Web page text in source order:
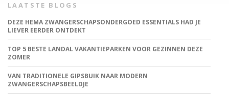
LAATSTE BLOGS
DEZE HEMA ZWANGERSCHAPSONDERGOED ESSENTIALS HAD JE
LIEVER EERDER ONTDEKT
TOP 5 BESTE LANDAL VAKANTIEPARKEN VOOR GEZINNEN DEZE
ZOMER
VAN TRADITIONELE GIPSBUIK NAAR MODERN
ZWANGERSCHAPSBEELDJE